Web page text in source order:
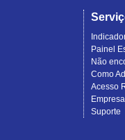
Painel
Não
Como
Acesso
Suporte